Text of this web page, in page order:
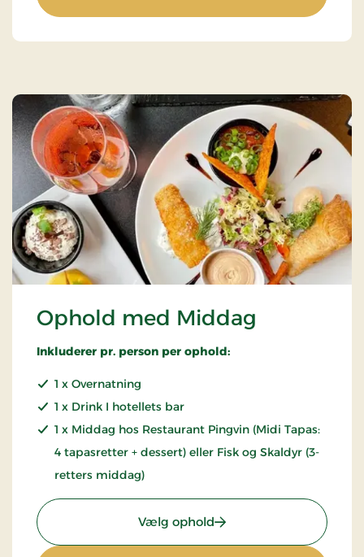
Ophold med Middag
Inkluderer pr. person per ophold:
1 x Overnatning
1 x Drink I hotellets bar
1 x Middag hos Restaurant Pingvin (Midi Tapas:
4 tapasretter + dessert) eller Fisk og Skaldyr (3-
retters middag)
Vælg ophold: Ophold med Middag